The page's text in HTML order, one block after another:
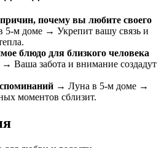
почему вы любите своего
5-м доме → Укрепит вашу связь и
блюдо для близкого человека
Ваша забота и внимание создадут
→ Луна в 5-м доме →
моментов сблизит.